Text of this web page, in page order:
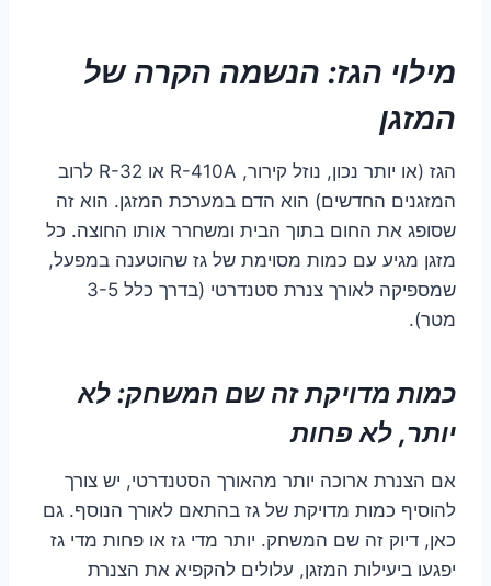
מילוי הגז: הנשמה הקרה של
המזגן
הגז (או יותר נכון, נוזל קירור, R-410A או R-32 לרוב
המזגנים החדשים) הוא הדם במערכת המזגן. הוא זה
שסופג את החום בתוך הבית ומשחרר אותו החוצה. כל
מזגן מגיע עם כמות מסוימת של גז שהוטענה במפעל,
שמספיקה לאורך צנרת סטנדרטי (בדרך כלל 3-5
מטר).
כמות מדויקת זה שם המשחק: לא
יותר, לא פחות
אם הצנרת ארוכה יותר מהאורך הסטנדרטי, יש צורך
להוסיף כמות מדויקת של גז בהתאם לאורך הנוסף. גם
כאן, דיוק זה שם המשחק. יותר מדי גז או פחות מדי גז
יפגעו ביעילות המזגן, עלולים להקפיא את הצנרת